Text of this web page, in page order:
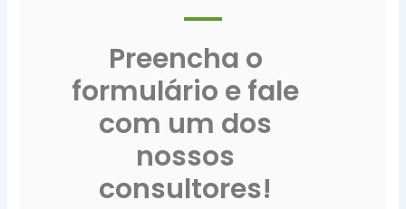
Preencha o
formulário e fale
com um dos
nossos
consultores!